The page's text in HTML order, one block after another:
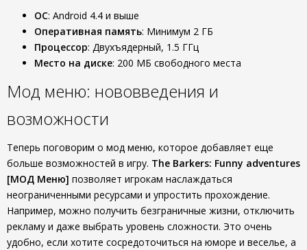
ОС: Android 4.4 и выше
Оперативная память: Минимум 2 ГБ
Процессор: Двухъядерный, 1.5 ГГц
Место на диске: 200 МБ свободного места
Мод меню: нововведения и
возможности
Теперь поговорим о мод меню, которое добавляет еще
больше возможностей в игру. The Barkers: Funny adventures
[МОД Меню] позволяет игрокам наслаждаться
неограниченными ресурсами и упростить прохождение.
Например, можно получить безграничные жизни, отключить
рекламу и даже выбрать уровень сложности. Это очень
удобно, если хотите сосредоточиться на юморе и веселье, а